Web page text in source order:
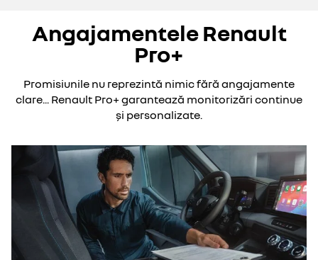
Angajamentele Renault
Pro+
Promisiunile nu reprezintă nimic fără angajamente
clare... Renault Pro+ garantează monitorizări continue
și personalizate.